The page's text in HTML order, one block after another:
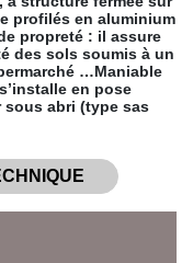
profilés en aluminium
propreté : il assure
des sols soumis à un
…Maniable
en pose
sous abri (type sas